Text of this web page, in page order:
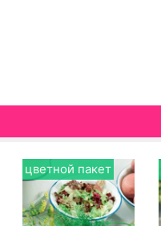
цветной пакет